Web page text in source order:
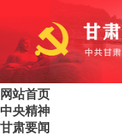
网站首页
中央精神
甘肃要闻